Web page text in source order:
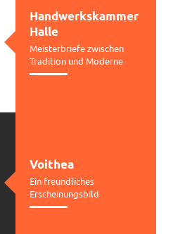
Kontakt
Handwerkskammer
Halle
Meisterbriefe zwischen
Tradition und Moderne
Voithea
Ein freundliches
Erscheinungsbild